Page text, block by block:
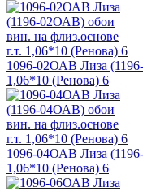
1096-02ОАВ Лиза
1,06*10 (Ренова) 6
1096-04ОАВ Лиза
1,06*10 (Ренова) 6